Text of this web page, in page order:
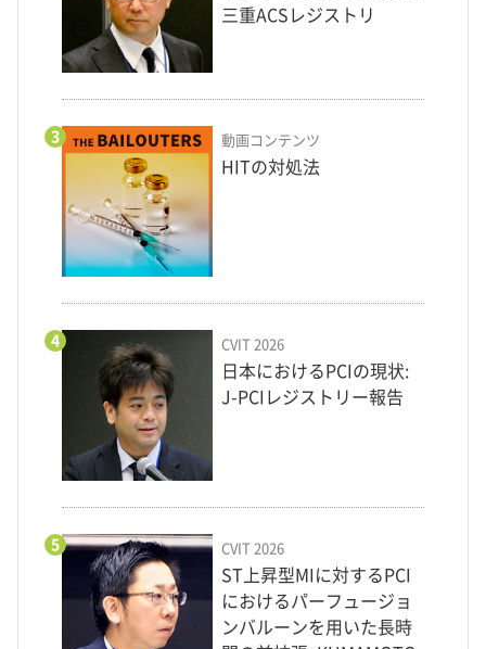
三重ACSレジストリ
3 動画コンテンツ
HITの対処法
4 CVIT 2026
日本におけるPCIの現状:
J-PCIレジストリー報告
5 CVIT 2026
ST上昇型MIに対するPCI
におけるパーフュージョ
ンバルーンを用いた長時